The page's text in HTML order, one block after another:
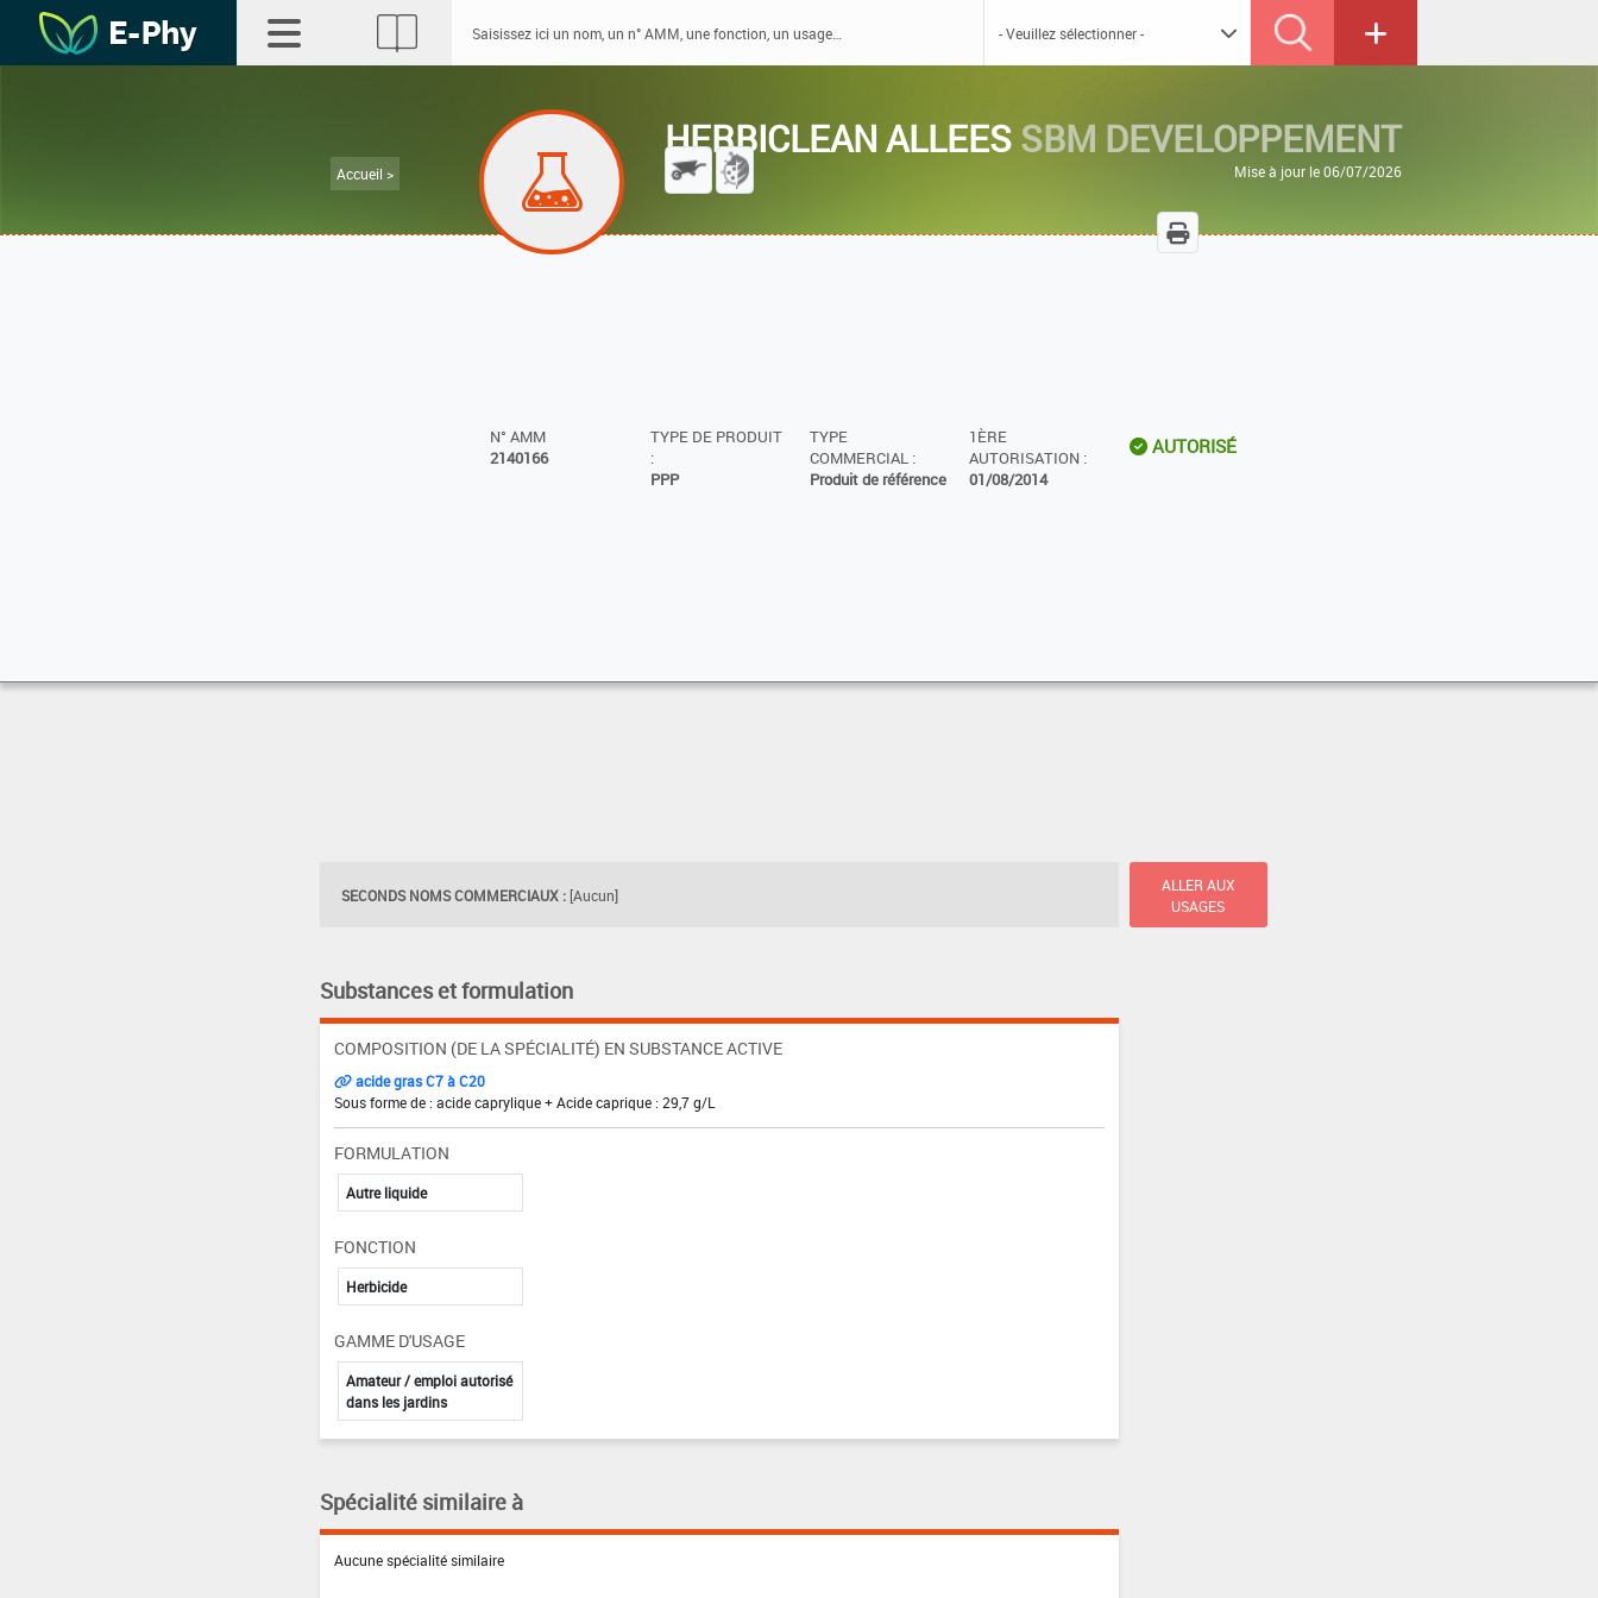
Accueil >
HERBICLEAN ALLEESSBM DEVELOPPEMENT
Mise à jour le 06/07/2026
N° AMM
2140166
TYPE DE PRODUIT
:
PPP
TYPE
COMMERCIAL :
Produit de référence
1ÈRE
AUTORISATION :
01/08/2014
AUTORISÉ
SECONDS NOMS COMMERCIAUX : [Aucun]
ALLER AUX
USAGES
Substances et formulation
COMPOSITION (DE LA SPÉCIALITÉ) EN SUBSTANCE ACTIVE
acide gras C7 à C20
Sous forme de : acide caprylique + Acide caprique : 29,7 g/L
FORMULATION
Autre liquide
FONCTION
Herbicide
GAMME D'USAGE
Amateur / emploi autorisé
dans les jardins
Spécialité similaire à
Aucune spécialité similaire